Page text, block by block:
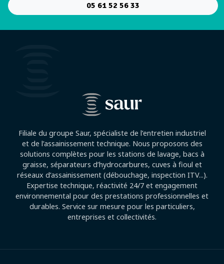
05 61 52 56 33
Filiale du groupe Saur, spécialiste de l’entretien industriel
et de l’assainissement technique. Nous proposons des
solutions complètes pour les stations de lavage, bacs à
graisse, séparateurs d’hydrocarbures, cuves à fioul et
réseaux d’assainissement (débouchage, inspection ITV...).
Expertise technique, réactivité 24/7 et engagement
environnemental pour des prestations professionnelles et
durables. Service sur mesure pour les particuliers,
entreprises et collectivités.